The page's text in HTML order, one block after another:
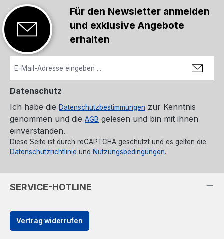
Für den Newsletter anmelden
und exklusive Angebote
erhalten
Datenschutz
Ich habe die Datenschutzbestimmungen zur Kenntnis
genommen und die AGB gelesen und bin mit ihnen
einverstanden.
Diese Seite ist durch reCAPTCHA geschützt und es gelten die
Datenschutzrichtlinie und Nutzungsbedingungen.
SERVICE-HOTLINE
Vertrag widerrufen